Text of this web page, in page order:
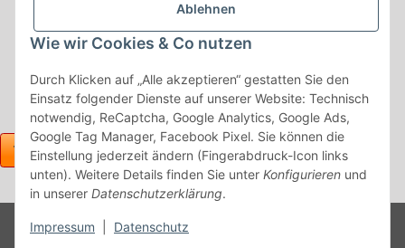
Ablehnen
Wie wir Cookies & Co nutzen
Durch Klicken auf „Alle akzeptieren“ gestatten Sie den
Einsatz folgender Dienste auf unserer Website: Technisch
notwendig, ReCaptcha, Google Analytics, Google Ads,
Google Tag Manager, Facebook Pixel. Sie können die
Einstellung jederzeit ändern (Fingerabdruck-Icon links
unten). Weitere Details finden Sie unter Konfigurieren und
in unserer Datenschutzerklärung.
Impressum Datenschutz
Shop Informationen
Gesetzliche Informationen
* Alle Preise inkl. gesetzlicher USt., zzgl.